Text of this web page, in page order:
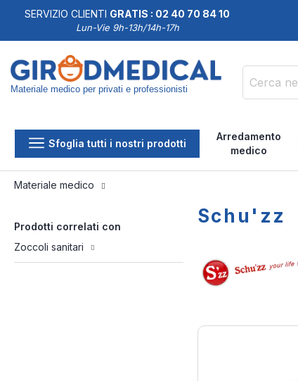
SERVIZIO CLIENTI GRATIS : 02 40 70 84 10
Lun-Vie 9h-13h/14h-17h
O RIMBORSATI
Materiale medico per privati e professionisti
Sfoglia tutti i nostri prodotti
Arredamento
medico
Materiale medico
Schu'zz
Prodotti correlati con
Zoccoli sanitari